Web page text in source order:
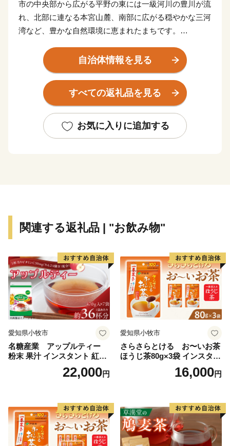
市の中央部から広がる平野の東には一級河川の豊川が流
れ、北部に連なる本宮山麓、南部に広がる穏やかな三河
湾など、豊かな自然環境に恵まれたまちです。
り、全国に名を馳せる豊川稲荷が知られています。
また、バラ、大葉、トマトの生産が盛んで、生産量は全
国でもトップレベルです。
に寄附額に応じて豊川市の自慢の品を返礼品としてお送
りしています。
自治体情報を見る
すべての返礼品を見る
お気に入りに追加する
関連する返礼品 | "お飲み物"
愛知県小牧市
名糖産業 アップルティー
粉末 果汁 インスタント 紅茶
ティー ビタミンC 袋 ロング
セラー 粉末飲料 粉末茶 簡単
22,000円
愛知県小牧市
さらさらとける お〜いお茶
ほうじ茶80g×3袋 インスタン
トほうじ茶 粉末ほうじ茶 粉
末茶 おーいお茶 粉末緑茶
16,000円